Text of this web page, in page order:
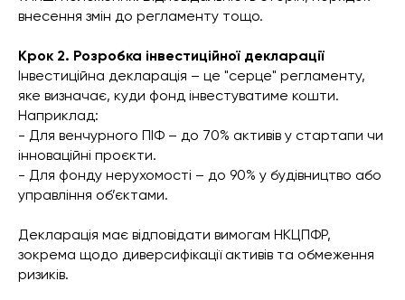
внесення змін до регламенту тощо.
Крок 2. Розробка інвестиційної декларації
Інвестиційна декларація – це "серце" регламенту,
яке визначає, куди фонд інвестуватиме кошти.
Наприклад:
- Для венчурного ПІФ – до 70% активів у стартапи чи
інноваційні проєкти.
- Для фонду нерухомості – до 90% у будівництво або
управління об’єктами.
Декларація має відповідати вимогам НКЦПФР,
зокрема щодо диверсифікації активів та обмеження
ризиків.